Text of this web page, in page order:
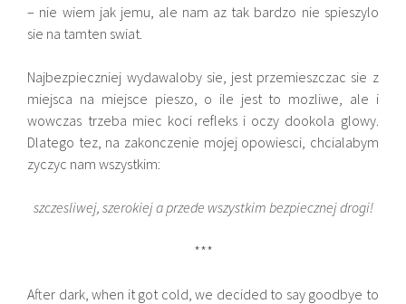
– nie wiem jak jemu, ale nam az tak bardzo nie spieszylo
sie na tamten swiat.
Najbezpieczniej wydawaloby sie, jest przemieszczac sie z
miejsca na miejsce pieszo, o ile jest to mozliwe, ale i
wowczas trzeba miec koci refleks i oczy dookola glowy.
Dlatego tez, na zakonczenie mojej opowiesci, chcialabym
zyczyc nam wszystkim:
szczesliwej, szerokiej a przede wszystkim bezpiecznej drogi!
***
After dark, when it got cold, we decided to say goodbye to